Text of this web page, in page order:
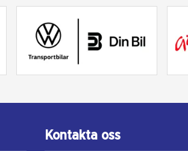
Kontakta oss